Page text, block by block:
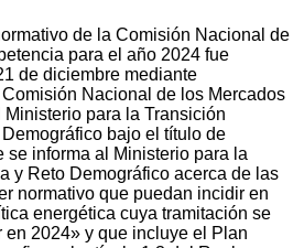
de la Comisión Nacional de
para el año 2024 fue
de diciembre mediante
Nacional de los Mercados
para la Transición
bajo el título de
se informa al Ministerio para la
y Reto Demográfico acerca de las
normativo que puedan incidir en
energética cuya tramitación se
2024» y que incluye el Plan